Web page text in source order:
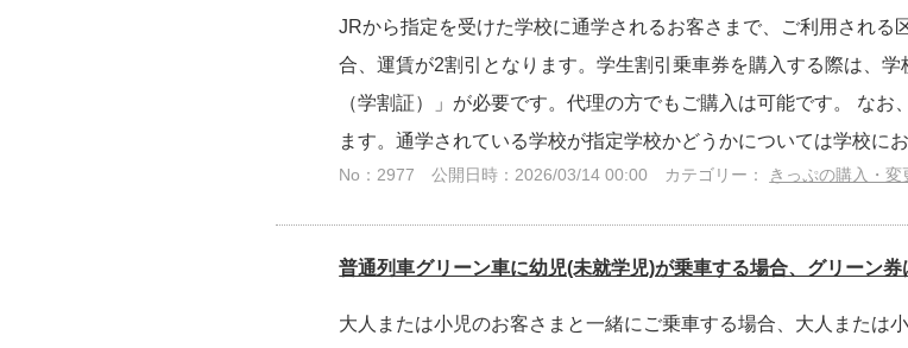
JRから指定を受けた学校に通学されるお客さまで、ご利用される
合、運賃が2割引となります。学生割引乗車券を購入する際は、
（学割証）」が必要です。代理の方でもご購入は可能です。 な
ます。通学されている学校が指定学校かどうかについては学校に
No：2977 公開日時：2026/03/14 00:00 カテゴリー： きっぷの購入・変
普通列車グリーン車に幼児(未就学児)が乗車する場合、グリーン券
大人または小児のお客さまと一緒にご乗車する場合、大人または